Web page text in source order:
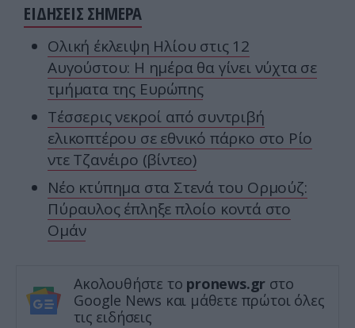
ΕΙΔΗΣΕΙΣ ΣΗΜΕΡΑ
Ολική έκλειψη Ηλίου στις 12
Αυγούστου: Η ημέρα θα γίνει νύχτα σε
τμήματα της Ευρώπης
Τέσσερις νεκροί από συντριβή
ελικοπτέρου σε εθνικό πάρκο στο Ρίο
ντε Τζανέιρο (βίντεο)
Νέο κτύπημα στα Στενά του Ορμούζ:
Πύραυλος έπληξε πλοίο κοντά στο
Ομάν
Ακολουθήστε το pronews.gr στο
Google News και μάθετε πρώτοι όλες
τις ειδήσεις